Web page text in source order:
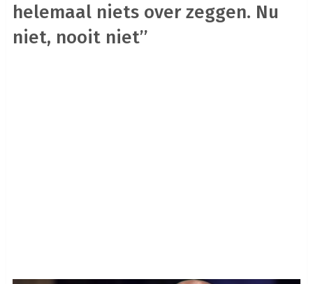
helemaal niets over zeggen. Nu
niet, nooit niet’’